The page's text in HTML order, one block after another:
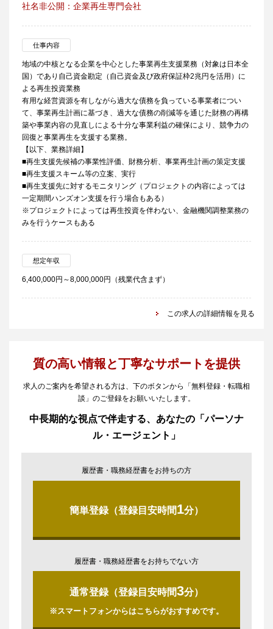
社名非公開：企業再生専門会社
仕事内容
地域の中核となる企業を中心とした事業再生支援業務（対象は日本全
国）であり自己資金勘定（自己資金及び政府保証枠2兆円を活用）に
よる再生投資業務
有用な経営資源を有しながら過大な債務を負っている事業者につい
て、事業再生計画に基づき、過大な債務の削減等を通じた財務の再構
築や事業内容の見直しによる十分な事業利益の確保により、競争力の
回復と事業再生を支援する業務。
【以下、業務詳細】
■再生支援先候補の事業性評価、財務分析、事業再生計画の策定支援
■再生支援スキーム等の立案、実行
■再生支援先に対するモニタリング（プロジェクトの内容によっては
一定期間ハンズオン支援を行う場合もある）
※プロジェクトによっては再生投資を伴わない、金融機関調整業務の
みを行うケースもある
想定年収
6,400,000円～8,000,000円（残業代含まず）
この求人の詳細情報を見る
質の高い情報と丁寧なサポートを提供
求人のご案内を希望される方は、下のボタンから「無料登録・転職相
談」のご登録をお願いいたします。
中長期的な視点で伴走する、あなたの「パーソナ
ル・エージェント」
履歴書・職務経歴書をお持ちの方
簡単登録（登録目安時間1分）
履歴書・職務経歴書をお持ちでない方
通常登録（登録目安時間3分）
※スマートフォンからはこちらがおすすめです。